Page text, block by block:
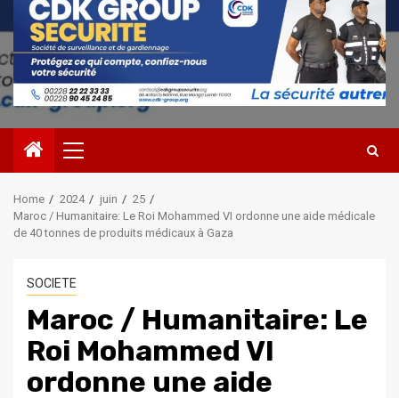
Primary
Menu
Home 2024 juin
25
Maroc / Humanitaire: Le Roi Mohammed VI ordonne une aide médicale
de 40 tonnes de produits médicaux à Gaza
SOCIETE
Maroc / Humanitaire: Le
Roi Mohammed VI
ordonne une aide